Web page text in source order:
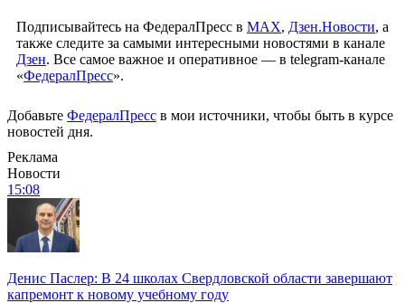
Подписывайтесь на ФедералПресс в МАХ, Дзен.Новости, а
также следите за самыми интересными новостями в канале
Дзен. Все самое важное и оперативное — в telegram-канале
«ФедералПресс».
Добавьте ФедералПресс в мои источники, чтобы быть в курсе
новостей дня.
Реклама
Новости
15:08
Денис Паслер: В 24 школах Свердловской области завершают
капремонт к новому учебному году